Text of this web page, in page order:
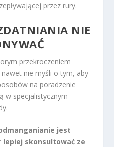
przez rury.
NIE
przekroczeniem
nie myśli o tym, aby
na poradzenie
w specjalistycznym
jest
lepiej skonsultować ze